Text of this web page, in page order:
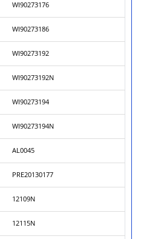
WI90273176
WI90273186
WI90273192
WI90273192N
WI90273194
WI90273194N
AL0045
PRE20130177
12109N
12115N